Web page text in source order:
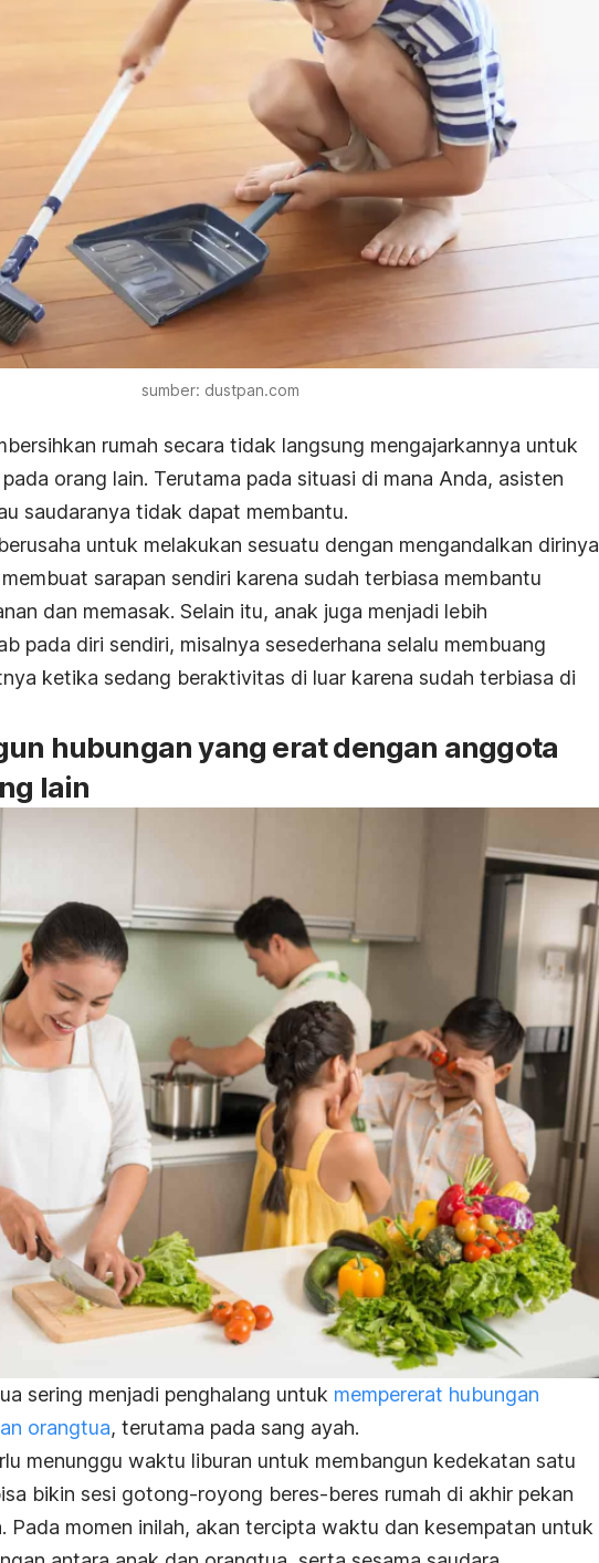
sumber: dustpan.com
rumah secara tidak langsung mengajarkannya untuk
orang lain. Terutama pada situasi di mana Anda, asisten
saudaranya tidak dapat membantu.
untuk melakukan sesuatu dengan mengandalkan dirinya
sarapan sendiri karena sudah terbiasa membantu
dan memasak. Selain itu, anak juga menjadi lebih
pada diri sendiri, misalnya sesederhana selalu membuang
ketika sedang beraktivitas di luar karena sudah terbiasa di
hubungan yang erat dengan anggota
lain
sering menjadi penghalang untuk mempererat hubungan
orangtua, terutama pada sang ayah.
menunggu waktu liburan untuk membangun kedekatan satu
bikin sesi gotong-royong beres-beres rumah di akhir pekan
Pada momen inilah, akan tercipta waktu dan kesempatan untuk